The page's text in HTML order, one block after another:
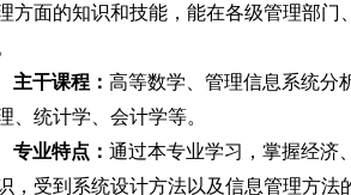
方面的知识和技能，能在各级管理部门
主干课程 ： 高等数学、管理信息系统分
、统计学、会计学等。
专业特点 ： 通过本专业学习，掌握经济
，受到系统设计方法以及信息管理方法